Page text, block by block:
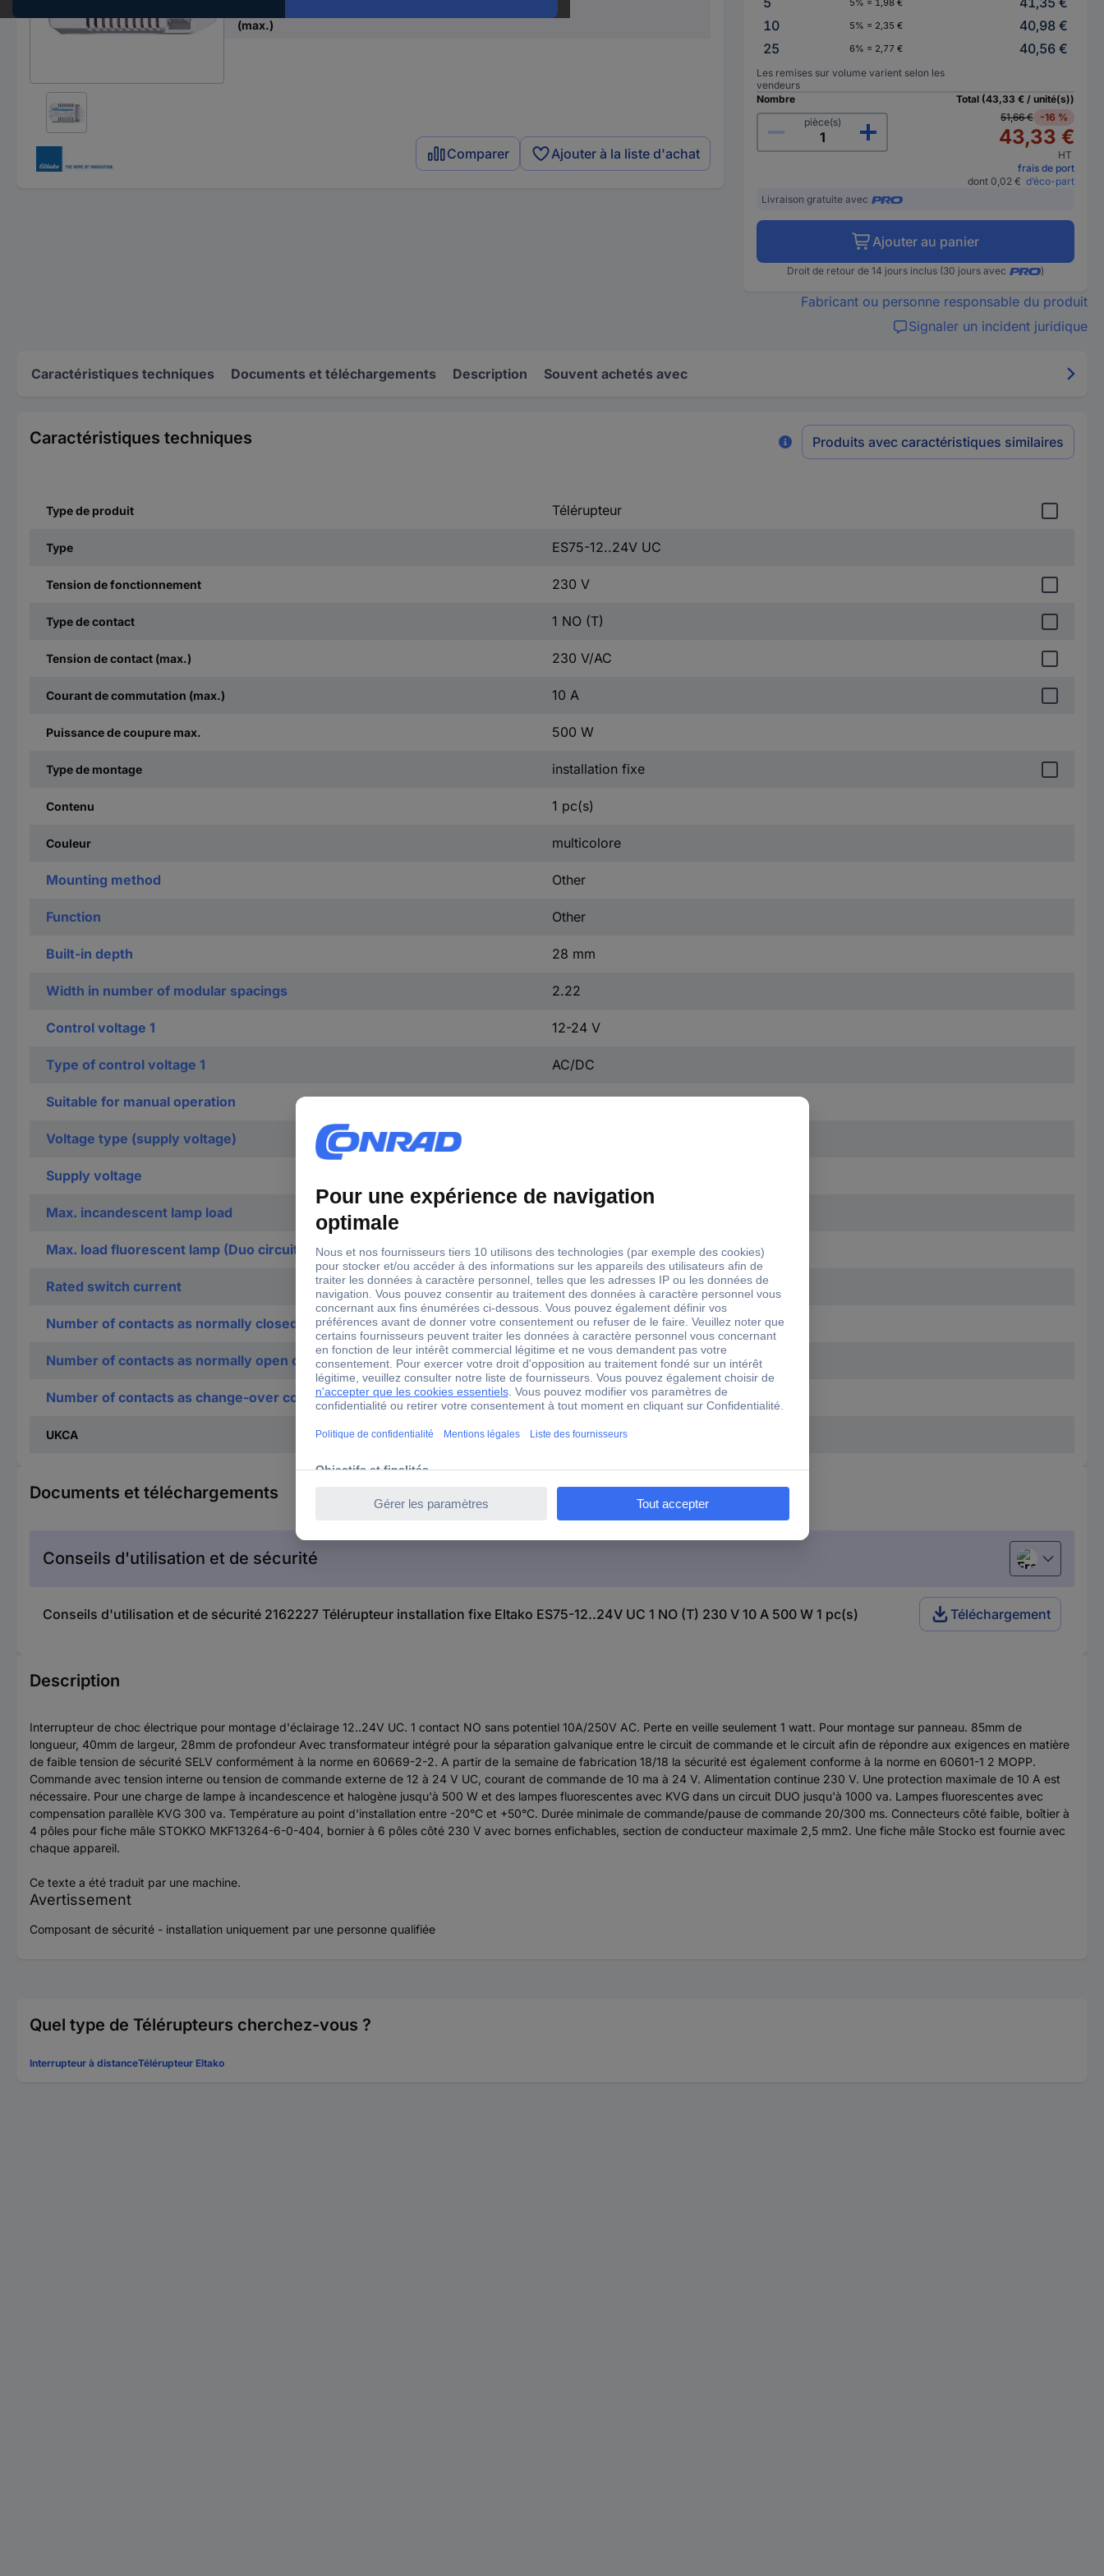
(max.)
Comparer Ajouter à la liste d'achat
5% = 1,98 €
10
5% = 2,35 €
40,98 €
25
6% = 2,77 € 40,56 €
Les remises sur volume varient selon les
vendeurs
Nombre
pièce(s)
Total (43,33 € / unité(s))
51,66 €
-16 %
43,33 €
HT
frais de port
dont 0,02 € d’éco-part
Livraison gratuite avec
Ajouter au panier
Droit de retour de 14 jours inclus (30 jours avec )
Fabricant ou personne responsable du produit
Signaler un incident juridique
Caractéristiques techniques Documents et téléchargements Description Souvent achetés avec
Caractéristiques techniques Produits avec caractéristiques similaires
Type de produit Télérupteur
Type ES75-12..24V UC
Tension de fonctionnement 230 V
Type de contact 1 NO (T)
Tension de contact (max.) 230 V/AC
Courant de commutation (max.) 10 A
Puissance de coupure max. 500 W
Type de montage installation fixe
Contenu 1 pc(s)
Couleur multicolore
Mounting method Other
Function Other
Built-in depth 28 mm
Width in number of modular spacings 2.22
Control voltage 1 12-24 V
Type of control voltage 1 AC/DC
Suitable for manual operation FAUX
Voltage type (supply voltage)
Supply voltage
Max. incandescent lamp load
Max. load fluorescent lamp (Duo circuit) 1000 VA
Rated switch current 10 A
Number of contacts as normally closed contact 0
Number of contacts as normally open contact 1
Number of contacts as change-over contact 0
UKCA non pertinent
Documents et téléchargements
Conseils d'utilisation et de sécurité Français
Conseils d'utilisation et de sécurité 2162227 Télérupteur installation fixe Eltako ES75-12..24V UC 1 NO (T) 230 V 10 A 500 W 1 pc(s) Téléchargement
Description
Interrupteur de choc électrique pour montage d'éclairage 12..24V UC. 1 contact NO sans potentiel 10A/250V AC. Perte en veille seulement 1 watt. Pour montage sur panneau. 85mm de
longueur, 40mm de largeur, 28mm de profondeur Avec transformateur intégré pour la séparation galvanique entre le circuit de commande et le circuit afin de répondre aux exigences en matière
de faible tension de sécurité SELV conformément à la norme en 60669-2-2. A partir de la semaine de fabrication 18/18 la sécurité est également conforme à la norme en 60601-1 2 MOPP.
Commande avec tension interne ou tension de commande externe de 12 à 24 V UC, courant de commande de 10 ma à 24 V. Alimentation continue 230 V. Une protection maximale de 10 A est
nécessaire. Pour une charge de lampe à incandescence et halogène jusqu'à 500 W et des lampes fluorescentes avec KVG dans un circuit DUO jusqu'à 1000 va. Lampes fluorescentes avec
compensation parallèle KVG 300 va. Température au point d'installation entre -20°C et +50°C. Durée minimale de commande/pause de commande 20/300 ms. Connecteurs côté faible, boîtier à
4 pôles pour fiche mâle STOKKO MKF13264-6-0-404, bornier à 6 pôles côté 230 V avec bornes enfichables, section de conducteur maximale 2,5 mm2. Une fiche mâle Stocko est fournie avec
chaque appareil.
Ce texte a été traduit par une machine.
Avertissement
Composant de sécurité - installation uniquement par une personne qualifiée
Quel type de Télérupteurs cherchez-vous ?
Interrupteur à distanceTélérupteur Eltako